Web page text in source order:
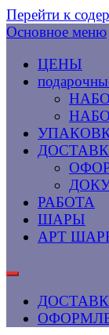
Перейти к
Основное меню
ЦЕНЫ
РАБОТА
ШАРЫ
АРТ